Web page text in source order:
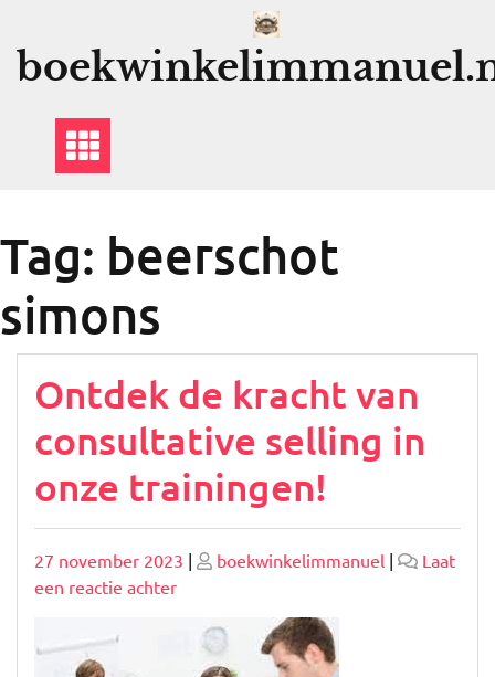
Tag: beerschot
simons
Ontdek de kracht van
consultative selling in
onze trainingen!
Geplaatst
op
27 november 2023 | Geplaatst
boekwinkelimmanuel |
Laat
een reactie achterop
kracht